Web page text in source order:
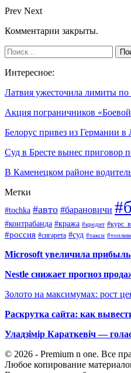
Prev Next
Комментарии закрыты.
Интересное:
Латвия ужесточила лимиты по
Акция пограничников
Белорус привез из Германии
Суд в Бресте вынес приговор
В Каменецком районе
Метки
#tochka #авто #барановичи
#контрабанда #кража #кредит
#россия #сигарета #суд #такси
Microsoft увеличила
Nestle снижает прогноз
Золото на максимумах: рост
Раскрутка сайта: как
Уладзімір Караткевіч —
© 2026 - Premium n one. Все
Любое копирование